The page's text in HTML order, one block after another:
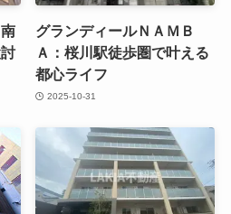
グランディールＮＡＭＢ
Ａ：桜川駅徒歩圏で叶える
都心ライフ
2025-10-31